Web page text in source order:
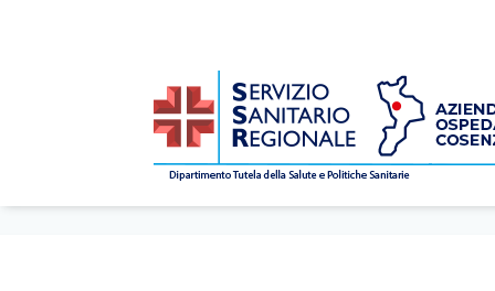
CONCORSI
Home /bandi/Avvisi Pubblici/2025